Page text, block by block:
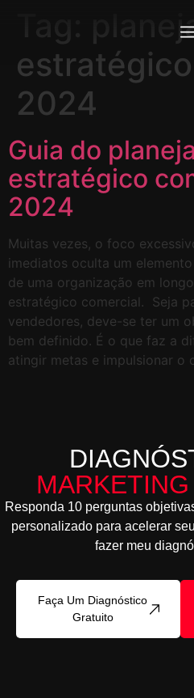
2024
Guia do
estratégico
2024
Muitas vezes, o foco
imediatos oculta um
de uma organização em
estratégico comercial. Seja
vendedores, deve-se ter um
bem definido. É o que faz a
atingir metas e impulsionar
Responda 10 perguntas
personalizado para acelerar
fazer meu
Faça Um Diagnóstico
Gratuito